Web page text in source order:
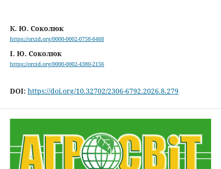
К. Ю. Соколюк
https://orcid.org/0000-0002-0758-6468
І. Ю. Соколюк
https://orcid.org/0000-0002-4380-2156
DOI: https://doi.org/10.32702/2306-6792.2026.8.279